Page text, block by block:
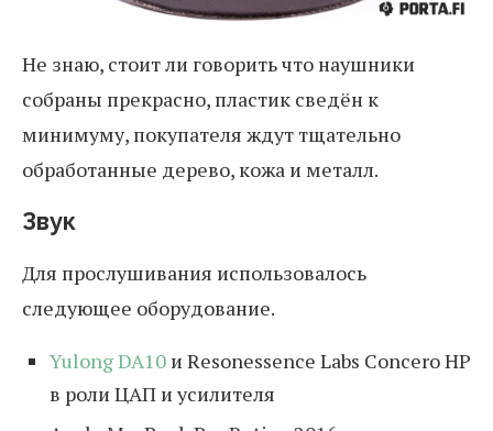
Не знаю, стоит ли говорить что наушники
собраны прекрасно, пластик сведён к
минимуму, покупателя ждут тщательно
обработанные дерево, кожа и металл.
Звук
Для прослушивания использовалось
следующее оборудование.
Yulong DA10 и Resonessence Labs Concero HP
в роли ЦАП и усилителя